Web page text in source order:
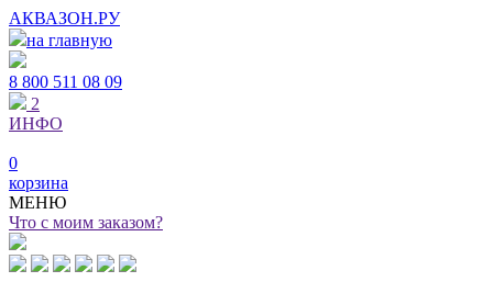
АКВАЗОН.РУ
на главную
8 800 511 08 09
2
ИНФО
0
корзина
МЕНЮ
Что с моим заказом?